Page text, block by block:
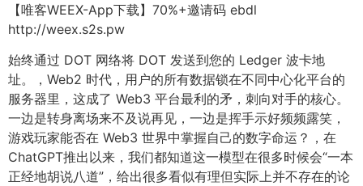
【唯客WEEX-App下载】70%+邀请码 ebdl
http://weex.s2s.pw
始终通过 DOT 网络将 DOT 发送到您的 Ledger 波卡地
址。，Web2 时代，用户的所有数据锁在不同中心化平台的
服务器里，这成了 Web3 平台最利的矛，刺向对手的核心。
一边是转身离场来不及说再见，一边是挥手示好频频露笑，
游戏玩家能否在 Web3 世界中掌握自己的数字命运？，在
ChatGPT推出以来，我们都知道这一模型在很多时候会“一本
正经地胡说八道”，给出很多看似有理但实际上并不存在的论